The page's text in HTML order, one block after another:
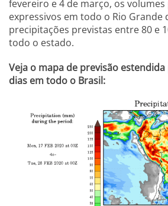
fevereiro e 4 de março, os
expressivos em todo o Rio Grande
precipitações previstas entre 80 e
todo o estado.
Veja o mapa de previsão
dias em todo o Brasil: